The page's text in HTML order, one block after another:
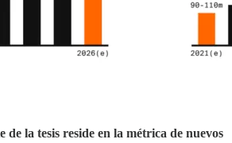
de la tesis reside en la métrica de nuevos